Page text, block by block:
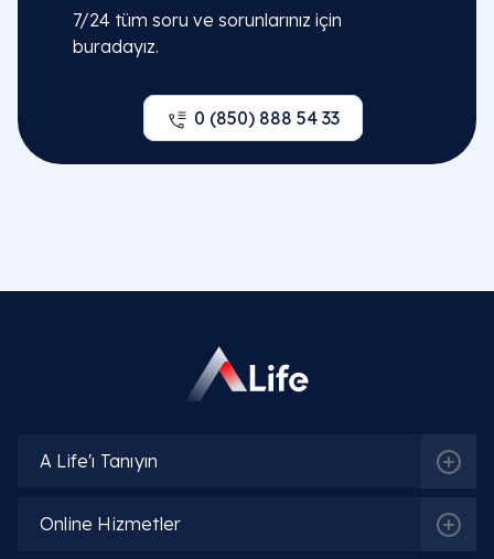
7/24 tüm soru ve sorunlarınız için
buradayız.
0 (850) 888 54 33
A Life'ı Tanıyın
Online Hizmetler